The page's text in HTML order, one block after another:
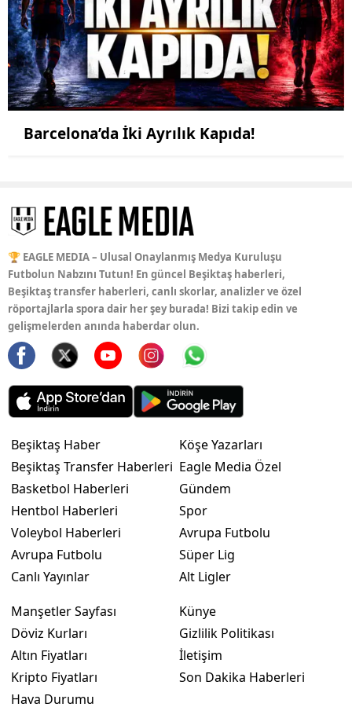
Barcelona’da İki Ayrılık Kapıda!
🏆 EAGLE MEDIA – Ulusal Onaylanmış Medya Kuruluşu
Futbolun Nabzını Tutun! En güncel Beşiktaş haberleri,
Beşiktaş transfer haberleri, canlı skorlar, analizler ve özel
röportajlarla spora dair her şey burada! Bizi takip edin ve
gelişmelerden anında haberdar olun.
Beşiktaş Haber
Beşiktaş Transfer Haberleri
Basketbol Haberleri
Hentbol Haberleri
Voleybol Haberleri
Avrupa Futbolu
Canlı Yayınlar
Köşe Yazarları
Eagle Media Özel
Gündem
Spor
Avrupa Futbolu
Süper Lig
Alt Ligler
Manşetler Sayfası
Döviz Kurları
Altın Fiyatları
Kripto Fiyatları
Hava Durumu
Künye
Gizlilik Politikası
İletişim
Son Dakika Haberleri